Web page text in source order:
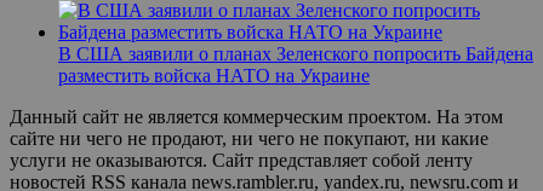
В США заявили о планах Зеленского попросить Байдена
разместить войска НАТО на Украине
Данный сайт не является коммерческим проектом. На этом
сайте ни чего не продают, ни чего не покупают, ни какие
услуги не оказываются. Сайт представляет собой ленту
новостей RSS канала news.rambler.ru, yandex.ru, newsru.com и